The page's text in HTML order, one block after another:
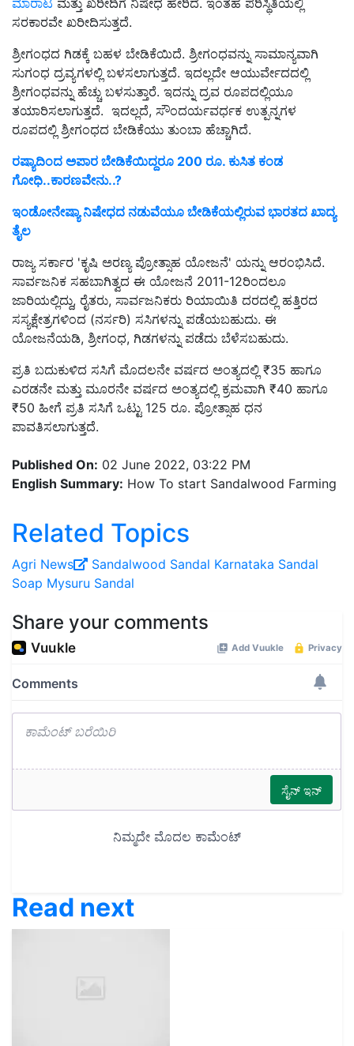
ಮಾರಾಟ ಮತ್ತು ಖರೀದಿಗೆ ನಿಷೇಧ ಹೇರಿದೆ. ಇಂತಹ ಪರಿಸ್ಥಿತಿಯಲ್ಲಿ
ಸರಕಾರವೇ ಖರೀದಿಸುತ್ತದೆ.
ಶ್ರೀಗಂಧದ ಗಿಡಕ್ಕೆ ಬಹಳ ಬೇಡಿಕೆಯಿದೆ. ಶ್ರೀಗಂಧವನ್ನು ಸಾಮಾನ್ಯವಾಗಿ
ಸುಗಂಧ ದ್ರವ್ಯಗಳಲ್ಲಿ ಬಳಸಲಾಗುತ್ತದೆ. ಇದಲ್ಲದೇ ಆಯುರ್ವೇದದಲ್ಲಿ
ಶ್ರೀಗಂಧವನ್ನು ಹೆಚ್ಚು ಬಳಸುತ್ತಾರೆ. ಇದನ್ನು ದ್ರವ ರೂಪದಲ್ಲಿಯೂ
ತಯಾರಿಸಲಾಗುತ್ತದೆ. ಇದಲ್ಲದೆ, ಸೌಂದರ್ಯವರ್ಧಕ ಉತ್ಪನ್ನಗಳ
ರೂಪದಲ್ಲಿ ಶ್ರೀಗಂಧದ ಬೇಡಿಕೆಯು ತುಂಬಾ ಹೆಚ್ಚಾಗಿದೆ.
ರಷ್ಯಾದಿಂದ ಅಪಾರ ಬೇಡಿಕೆಯಿದ್ದರೂ 200 ರೂ. ಕುಸಿತ ಕಂಡ
ಗೋಧಿ..ಕಾರಣವೇನು..?
ಇಂಡೋನೇಷ್ಯಾ ನಿಷೇಧದ ನಡುವೆಯೂ ಬೇಡಿಕೆಯಲ್ಲಿರುವ ಭಾರತದ ಖಾದ್ಯ
ತೈಲ
ರಾಜ್ಯ ಸರ್ಕಾರ 'ಕೃಷಿ ಅರಣ್ಯ ಪ್ರೋತ್ಸಾಹ ಯೋಜನೆ' ಯನ್ನು ಆರಂಭಿಸಿದೆ.
ಸಾರ್ವಜನಿಕ ಸಹಬಾಗಿತ್ವದ ಈ ಯೋಜನೆ 2011-12ರಿಂದಲೂ
ಜಾರಿಯಲ್ಲಿದ್ದು, ರೈತರು, ಸಾರ್ವಜನಿಕರು ರಿಯಾಯಿತಿ ದರದಲ್ಲಿ ಹತ್ತಿರದ
ಸಸ್ಯಕ್ಷೇತ್ರಗಳಿಂದ (ನರ್ಸರಿ) ಸಸಿಗಳನ್ನು ಪಡೆಯಬಹುದು. ಈ
ಯೋಜನೆಯಡಿ, ಶ್ರೀಗಂಧ, ಗಿಡಗಳನ್ನು ಪಡೆದು ಬೆಳೆಸಬಹುದು.
ಪ್ರತಿ ಬದುಕುಳಿದ ಸಸಿಗೆ ಮೊದಲನೇ ವರ್ಷದ ಅಂತ್ಯದಲ್ಲಿ ₹35 ಹಾಗೂ
ಎರಡನೇ ಮತ್ತು ಮೂರನೇ ವರ್ಷದ ಅಂತ್ಯದಲ್ಲಿ ಕ್ರಮವಾಗಿ ₹40 ಹಾಗೂ
₹50 ಹೀಗೆ ಪ್ರತಿ ಸಸಿಗೆ ಒಟ್ಟು 125 ರೂ. ಪ್ರೋತ್ಸಾಹ ಧನ
ಪಾವತಿಸಲಾಗುತ್ತದೆ.
Published On: 02 June 2022, 03:22 PM
English Summary: How To start Sandalwood Farming
Related Topics
Agri News Sandalwood Sandal Karnataka Sandal
Soap Mysuru Sandal
Share your comments
Read next